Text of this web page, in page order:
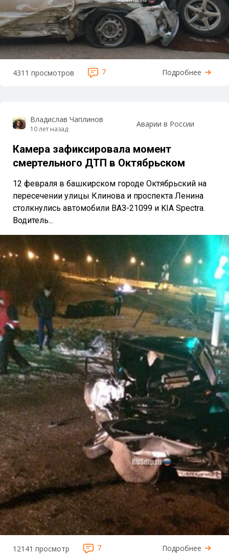
4311 просмотров 7 Подробнее
Владислав Чаплинов
10 лет назад Аварии в России
Камера зафиксировала момент
смертельного ДТП в Октябрьском
12 февраля в башкирском городе Октябрьский на
пересечении улицы Клинова и проспекта Ленина
столкнулись автомобили ВАЗ-21099 и KIA Spectra.
Водитель...
12141 просмотр 7 Подробнее